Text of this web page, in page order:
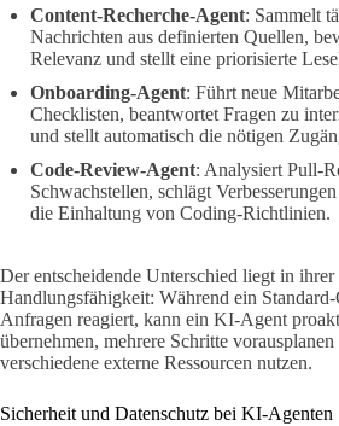
Content-Recherche-Agent: Sammelt
Nachrichten aus definierten Quellen,
Relevanz und stellt eine priorisierte
Onboarding-Agent: Führt neue
Checklisten, beantwortet Fragen zu
und stellt automatisch die nötigen
Code-Review-Agent: Analysiert Pull-
Schwachstellen, schlägt
die Einhaltung von Coding-Richtlinien.
Der entscheidende Unterschied liegt in ihrer
Handlungsfähigkeit: Während ein
Anfragen reagiert, kann ein KI-Agent
übernehmen, mehrere Schritte
verschiedene externe Ressourcen nutzen.
Sicherheit und Datenschutz bei KI-Agenten